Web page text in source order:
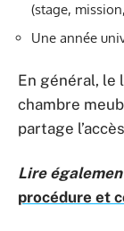
(stage,
Une année
En général, le
chambre
partage
Lire
procédure et